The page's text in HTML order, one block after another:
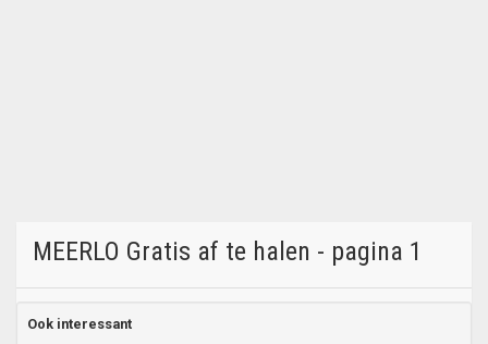
MEERLO Gratis af te halen - pagina 1
Ook interessant